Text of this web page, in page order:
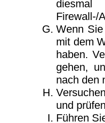
Firewall-/
Wenn
mit dem
haben.
gehen,
nach den
und
Führen